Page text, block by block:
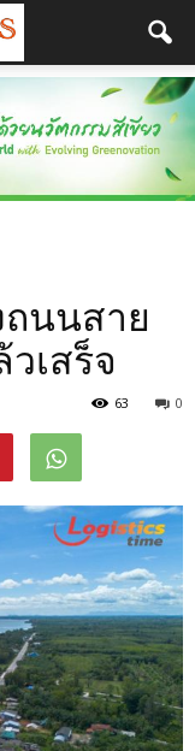
นนสาย
เสร็จ
0
63